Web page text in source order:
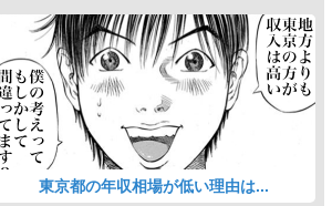
東京都の年収相場が低い理由は...